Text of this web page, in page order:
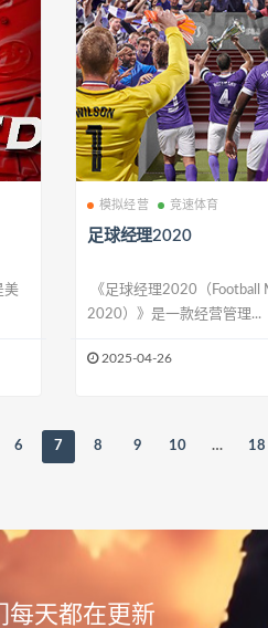
美
模拟经营 竞速体育
足球经理2020
《足球经理2020（Football
2020）》是一款经营管理...
2025-04-26
6 7 8 9 10 … 18
每天都在更新